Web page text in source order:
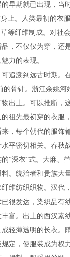
早期就已出现，当
上。人类最初的衣
等纤维制成。对社
，不仅仅为穿，还
力的表现。
追溯到远古时期。
的骨针。浙江余姚河
出土。可以推断，
祖先最初穿的衣服
，每个朝代的服饰
平密切相关。春秋
“深衣”式。大麻、
。统治者和贵族大
维纺织织物。汉代
很发达，染织品有
富。出土的西汉素
轻薄透明的长衣。
定，使服装成为权